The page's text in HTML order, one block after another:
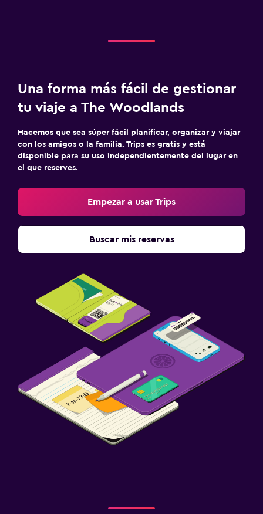
Una forma más fácil de gestionar
tu viaje a The Woodlands
Hacemos que sea súper fácil planificar, organizar y viajar
con los amigos o la familia. Trips es gratis y está
disponible para su uso independientemente del lugar en
el que reserves.
Empezar a usar Trips
Buscar mis reservas